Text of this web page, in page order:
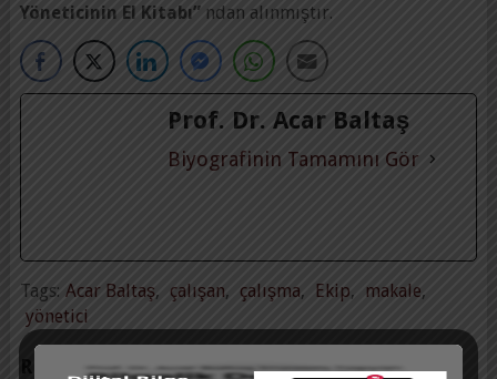
Yöneticinin El Kitabı” ndan alınmıştır.
Prof. Dr. Acar Baltaş
Biyografinin Tamamını Gör
Tags: Acar Baltaş, çalışan, çalışma, Ekip, makale,
yönetici
RELATED POSTS